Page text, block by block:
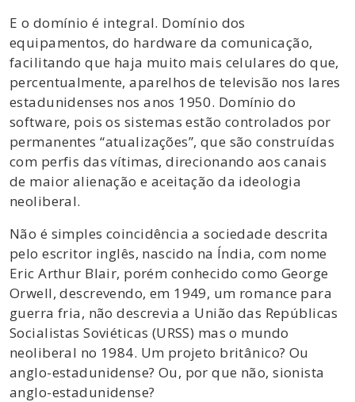
E o domínio é integral. Domínio dos
equipamentos, do hardware da comunicação,
facilitando que haja muito mais celulares do que,
percentualmente, aparelhos de televisão nos lares
estadunidenses nos anos 1950. Domínio do
software, pois os sistemas estão controlados por
permanentes “atualizações”, que são construídas
com perfis das vítimas, direcionando aos canais
de maior alienação e aceitação da ideologia
neoliberal.
Não é simples coincidência a sociedade descrita
pelo escritor inglês, nascido na Índia, com nome
Eric Arthur Blair, porém conhecido como George
Orwell, descrevendo, em 1949, um romance para
guerra fria, não descrevia a União das Repúblicas
Socialistas Soviéticas (URSS) mas o mundo
neoliberal no 1984. Um projeto britânico? Ou
anglo-estadunidense? Ou, por que não, sionista
anglo-estadunidense?